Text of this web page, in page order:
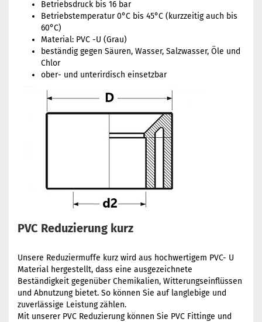
Betriebsdruck bis 16 bar
Betriebstemperatur 0°C bis 45°C (kurzzeitig auch bis
60°C)
Material: PVC -U (Grau)
beständig gegen Säuren, Wasser, Salzwasser, Öle und
Chlor
ober- und unterirdisch einsetzbar
PVC Reduzierung kurz
Unsere Reduziermuffe kurz wird aus hochwertigem PVC- U
Material hergestellt, dass eine ausgezeichnete
Beständigkeit gegenüber Chemikalien, Witterungseinflüssen
und Abnutzung bietet. So können Sie auf langlebige und
zuverlässige Leistung zählen.
Mit unserer PVC Reduzierung können Sie PVC Fittinge und